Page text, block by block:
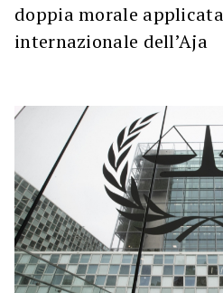
doppia morale
internazionale dell’Aja